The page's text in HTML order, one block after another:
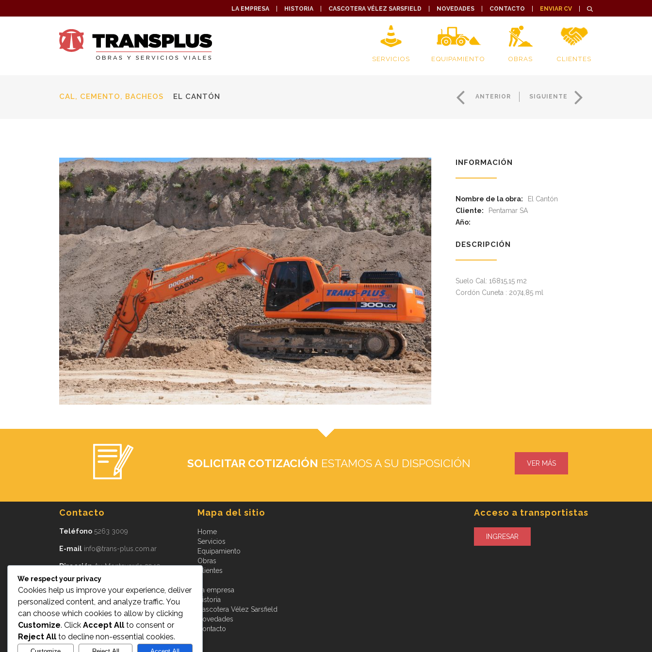
LA EMPRESA HISTORIA CASCOTERA VÉLEZ SARSFIELD NOVEDADES CONTACTO ENVIAR CV
SERVICIOS EQUIPAMIENTO OBRAS CLIENTES
CAL, CEMENTO, BACHEOS EL CANTÓN ANTERIOR SIGUIENTE
INFORMACIÓN
Nombre de la obra:
El Cantón
Cliente:
Pentamar SA
Año:
DESCRIPCIÓN
Suelo Cal: 16815,15 m2
Cordón Cuneta : 2074,85 ml
SOLICITAR COTIZACIÓN ESTAMOS A SU DISPOSICIÓN VER MÁS
Contacto
Teléfono 5263 3009
E-mail info@trans-plus.com.ar
DirecciónAv. Monteverde 3940
Provincia de Buenos Aires
Argentina
Mapa del sitio
Home
Servicios
Equipamiento
Obras
Clientes
La empresa
Historia
Cascotera Vélez Sarsfield
Novedades
Contacto
Acceso a transportistas
INGRESAR
We respect your privacy
Cookies help us improve your experience, deliver
personalized content, and analyze traffic. You
can choose which cookies to allow by clicking
Customize. Click Accept All to consent or
Reject All to decline non-essential cookies.